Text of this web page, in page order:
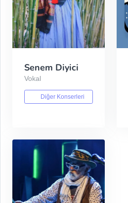
Senem Diyici
Vokal
Diğer Konserleri